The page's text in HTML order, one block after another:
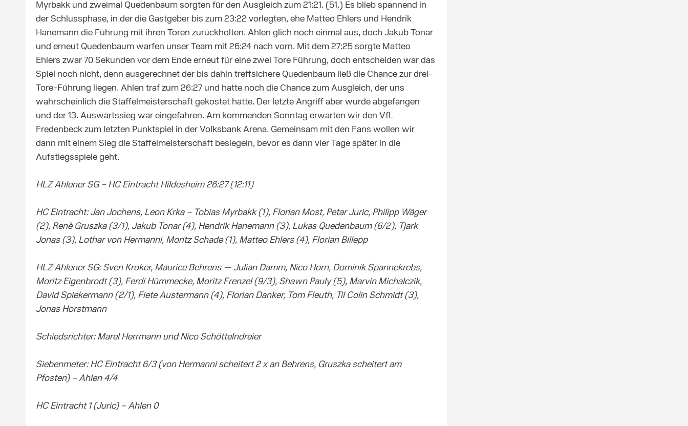
Myrbakk und zweimal Quedenbaum sorgten für den Ausgleich zum 21:21. (51.) Es blieb spannend in
der Schlussphase, in der die Gastgeber bis zum 23:22 vorlegten, ehe Matteo Ehlers und Hendrik
Hanemann die Führung mit ihren Toren zurückholten. Ahlen glich noch einmal aus, doch Jakub Tonar
und erneut Quedenbaum warfen unser Team mit 26:24 nach vorn. Mit dem 27:25 sorgte Matteo
Ehlers zwar 70 Sekunden vor dem Ende erneut für eine zwei Tore Führung, doch entscheiden war das
Spiel noch nicht, denn ausgerechnet der bis dahin treffsichere Quedenbaum ließ die Chance zur drei-
Tore-Führung liegen. Ahlen traf zum 26:27 und hatte noch die Chance zum Ausgleich, der uns
wahrscheinlich die Staffelmeisterschaft gekostet hätte. Der letzte Angriff aber wurde abgefangen
und der 13. Auswärtssieg war eingefahren. Am kommenden Sonntag erwarten wir den VfL
Fredenbeck zum letzten Punktspiel in der Volksbank Arena. Gemeinsam mit den Fans wollen wir
dann mit einem Sieg die Staffelmeisterschaft besiegeln, bevor es dann vier Tage später in die
Aufstiegsspiele geht.
HLZ Ahlener SG – HC Eintracht Hildesheim 26:27 (12:11)
HC Eintracht: Jan Jochens, Leon Krka – Tobias Myrbakk (1), Florian Most, Petar Juric, Philipp Wäger
(2), Renè Gruszka (3/1), Jakub Tonar (4), Hendrik Hanemann (3), Lukas Quedenbaum (6/2), Tjark
Jonas (3), Lothar von Hermanni, Moritz Schade (1), Matteo Ehlers (4), Florian Billepp
HLZ Ahlener SG: Sven Kroker, Maurice Behrens — Julian Damm, Nico Horn, Dominik Spannekrebs,
Moritz Eigenbrodt (3), Ferdi Hümmecke, Moritz Frenzel (9/3), Shawn Pauly (5), Marvin Michalczik,
David Spiekermann (2/1), Fiete Austermann (4), Florian Danker, Tom Fleuth, Til Colin Schmidt (3),
Jonas Horstmann
Schiedsrichter: Marel Herrmann und Nico Schöttelndreier
Siebenmeter: HC Eintracht 6/3 (von Hermanni scheitert 2 x an Behrens, Gruszka scheitert am
Pfosten) – Ahlen 4/4
HC Eintracht 1 (Juric) – Ahlen 0